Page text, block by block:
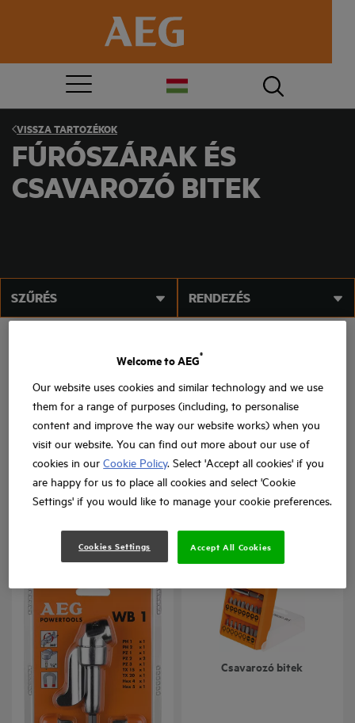
VISSZATARTOZÉKOK
FÚRÓSZÁRAK ÉS
CSAVAROZÓ BITEK
SZŰRÉS RENDEZÉS
Masonry Drill Bits
338) / fafúrók
Masonry / HSS-R (DIN 338)
/ Wood Drills
WB1 szett -
sarokcsavarozó tartozék
10 db csavarozó bittel
WB1 Set- Screwdriver Angle
Csavarozó bitek
Welcome to AEG
®
Our website uses cookies and similar technology and we use
them for a range of purposes (including, to personalise
content and improve the way our website works) when you
visit our website. You can find out more about our use of
cookies in ourCookie Policy. Select 'Accept all cookies' if you
are happy for us to place all cookies and select 'Cookie
Settings' if you would like to manage your cookie preferences.
Cookies Settings Accept All Cookies